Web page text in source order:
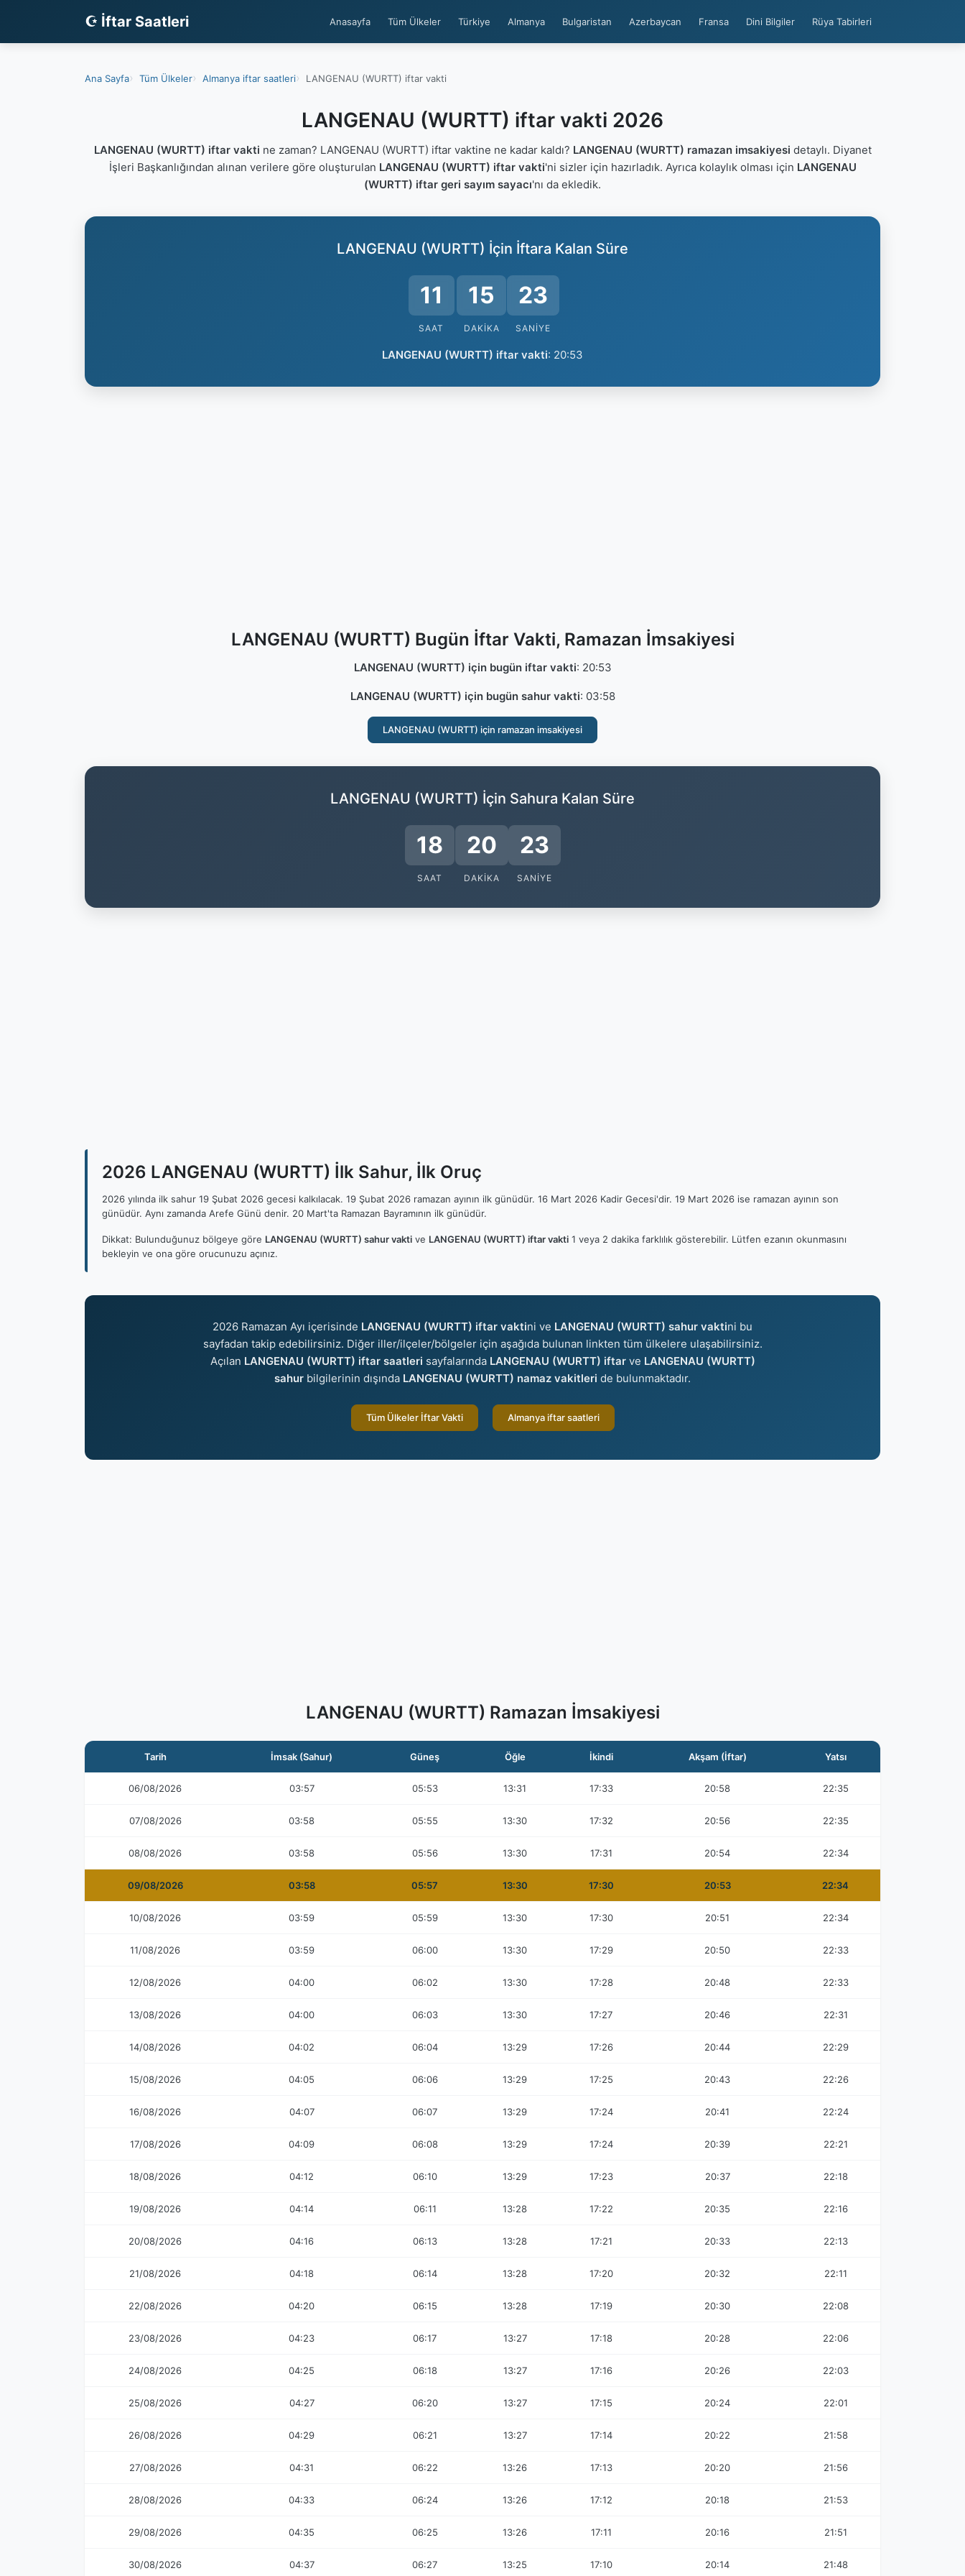
☪ İftar Saatleri Anasayfa Tüm Ülkeler Türkiye Almanya Bulgaristan Azerbaycan Fransa Dini Bilgiler Rüya Tabirleri
Ana Sayfa Tüm Ülkeler Almanya iftar saatleri LANGENAU (WURTT) iftar vakti
LANGENAU (WURTT) iftar vakti 2026
LANGENAU (WURTT) iftar vakti ne zaman? LANGENAU (WURTT) iftar vaktine ne kadar kaldı? LANGENAU (WURTT) ramazan imsakiyesi detaylı. Diyanet
İşleri Başkanlığından alınan verilere göre oluşturulan LANGENAU (WURTT) iftar vakti'ni sizler için hazırladık. Ayrıca kolaylık olması için LANGENAU
(WURTT) iftar geri sayım sayacı'nı da ekledik.
LANGENAU (WURTT) İçin İftara Kalan Süre
11
SAAT
15
DAKIKA
22
SANIYE
LANGENAU (WURTT) iftar vakti: 20:53
LANGENAU (WURTT) Bugün İftar Vakti, Ramazan İmsakiyesi
LANGENAU (WURTT) için bugün iftar vakti: 20:53
LANGENAU (WURTT) için bugün sahur vakti: 03:58
LANGENAU (WURTT) için ramazan imsakiyesi
LANGENAU (WURTT) İçin Sahura Kalan Süre
18
SAAT
20
DAKIKA
22
SANIYE
2026 LANGENAU (WURTT) İlk Sahur, İlk Oruç
2026 yılında ilk sahur 19 Şubat 2026 gecesi kalkılacak. 19 Şubat 2026 ramazan ayının ilk günüdür. 16 Mart 2026 Kadir Gecesi'dir. 19 Mart 2026 ise ramazan ayının son
günüdür. Aynı zamanda Arefe Günü denir. 20 Mart'ta Ramazan Bayramının ilk günüdür.
Dikkat: Bulunduğunuz bölgeye göre LANGENAU (WURTT) sahur vakti ve LANGENAU (WURTT) iftar vakti 1 veya 2 dakika farklılık gösterebilir. Lütfen ezanın okunmasını
bekleyin ve ona göre orucunuzu açınız.
2026 Ramazan Ayı içerisinde LANGENAU (WURTT) iftar vaktini ve LANGENAU (WURTT) sahur vaktini bu
sayfadan takip edebilirsiniz. Diğer iller/ilçeler/bölgeler için aşağıda bulunan linkten tüm ülkelere ulaşabilirsiniz.
Açılan LANGENAU (WURTT) iftar saatleri sayfalarında LANGENAU (WURTT) iftarve LANGENAU (WURTT)
sahur bilgilerinin dışında LANGENAU (WURTT) namaz vakitleri de bulunmaktadır.
Tüm Ülkeler İftar Vakti Almanya iftar saatleri
LANGENAU (WURTT) Ramazan İmsakiyesi
Tarih İmsak (Sahur) Güneş Öğle İkindi Akşam (İftar) Yatsı
06/08/2026 03:57 05:53 13:31 17:33 20:58 22:35
07/08/2026 03:58 05:55 13:30 17:32 20:56 22:35
08/08/2026 03:58 05:56 13:30 17:31 20:54 22:34
09/08/2026 03:58 05:57 13:30 17:30 20:53 22:34
10/08/2026 03:59 05:59 13:30 17:30 20:51 22:34
11/08/2026 03:59 06:00 13:30 17:29 20:50 22:33
12/08/2026 04:00 06:02 13:30 17:28 20:48 22:33
13/08/2026 04:00 06:03 13:30 17:27 20:46 22:31
14/08/2026 04:02 06:04 13:29 17:26 20:44 22:29
15/08/2026 04:05 06:06 13:29 17:25 20:43 22:26
16/08/2026 04:07 06:07 13:29 17:24 20:41 22:24
17/08/2026 04:09 06:08 13:29 17:24 20:39 22:21
18/08/2026 04:12 06:10 13:29 17:23 20:37 22:18
19/08/2026 04:14 06:11 13:28 17:22 20:35 22:16
20/08/2026 04:16 06:13 13:28 17:21 20:33 22:13
21/08/2026 04:18 06:14 13:28 17:20 20:32 22:11
22/08/2026 04:20 06:15 13:28 17:19 20:30 22:08
23/08/2026 04:23 06:17 13:27 17:18 20:28 22:06
24/08/2026 04:25 06:18 13:27 17:16 20:26 22:03
25/08/2026 04:27 06:20 13:27 17:15 20:24 22:01
26/08/2026 04:29 06:21 13:27 17:14 20:22 21:58
27/08/2026 04:31 06:22 13:26 17:13 20:20 21:56
28/08/2026 04:33 06:24 13:26 17:12 20:18 21:53
29/08/2026 04:35 06:25 13:26 17:11 20:16 21:51
30/08/2026 04:37 06:27 13:25 17:10 20:14 21:48